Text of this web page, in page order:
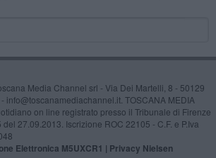
Media Channel srl - Via Dei Martelli, 8 - 50129
info@toscanamediachannel.it. TOSCANA MEDIA
on line registrato presso il Tribunale di Firenze
del 27.09.2013. Iscrizione ROC 22105 - C.F. e P.Iva
Elettronica M5UXCR1 | Privacy Nielsen